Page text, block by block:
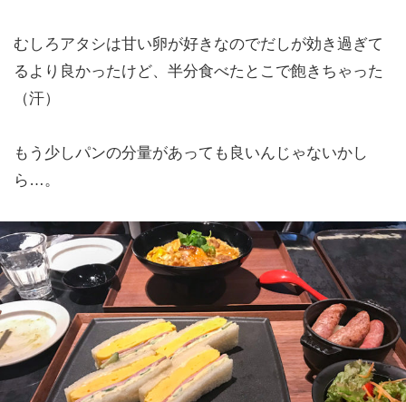
むしろアタシは甘い卵が好きなのでだしが効き過ぎて
るより良かったけど、半分食べたとこで飽きちゃった
（汗）
もう少しパンの分量があっても良いんじゃないかし
ら…。